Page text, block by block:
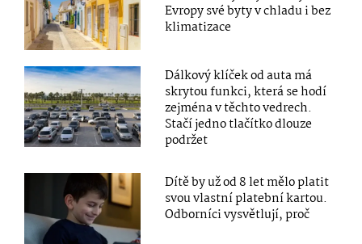
Evropy své byty v chladu i bez
klimatizace
Dálkový klíček od auta má
skrytou funkci, která se hodí
zejména v těchto vedrech.
Stačí jedno tlačítko dlouze
podržet
Dítě by už od 8 let mělo platit
svou vlastní platební kartou.
Odborníci vysvětlují, proč